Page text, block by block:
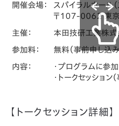
開催会場：
スパイラルホール
〒107-0062 東
主催： 本田技研工業株式
参加料： 無料（事前申し込
内容：
・プログラムに参
・トークセッショ
【トークセッション詳細】